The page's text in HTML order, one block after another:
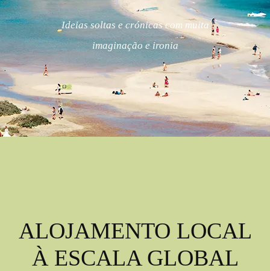
Ideias soltas e crónicas com muita
imaginação e ironia
ALOJAMENTO LOCAL
À ESCALA GLOBAL